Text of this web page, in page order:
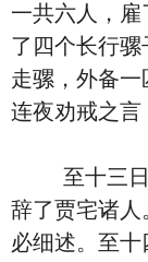
一共六人，
了四个长行
走骡，外备
连夜劝戒之言
至十三日
辞了贾宅诸
必细述。至